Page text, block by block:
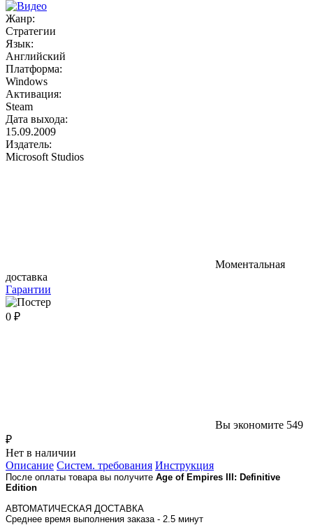
Жанр:
Стратегии
Язык:
Английский
Платформа:
Windows
Активация:
Steam
Дата выхода:
15.09.2009
Издатель:
Microsoft Studios
Моментальная
доставка
Гарантии
0 ₽
Вы экономите 549
₽
Нет в наличии
Описание Систем. требования Инструкция
После оплаты товара вы получите Age of Empires III: Definitive
Edition
АВТОМАТИЧЕСКАЯ ДОСТАВКА
Среднее время выполнения заказа - 2.5 минут